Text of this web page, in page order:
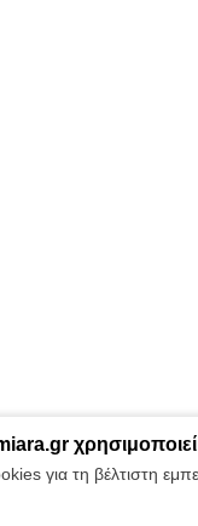
για τη βέλτιστη